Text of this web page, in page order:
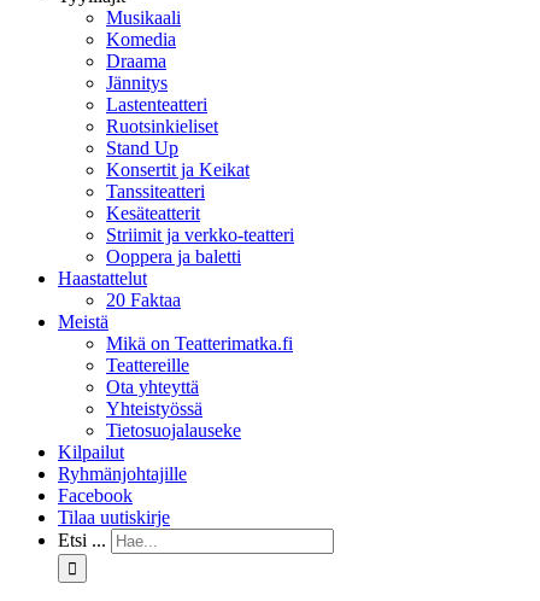
Musikaali
Komedia
Draama
Jännitys
Lastenteatteri
Ruotsinkieliset
Stand Up
Konsertit ja Keikat
Tanssiteatteri
Kesäteatterit
Striimit ja verkko-teatteri
Ooppera ja baletti
Haastattelut
20 Faktaa
Meistä
Mikä on Teatterimatka.fi
Teattereille
Ota yhteyttä
Yhteistyössä
Tietosuojalauseke
Kilpailut
Ryhmänjohtajille
Facebook
Tilaa uutiskirje
Etsi ...